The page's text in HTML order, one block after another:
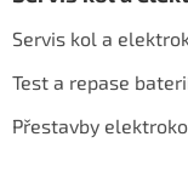
Servis kol a
Test a repase
Přestavby